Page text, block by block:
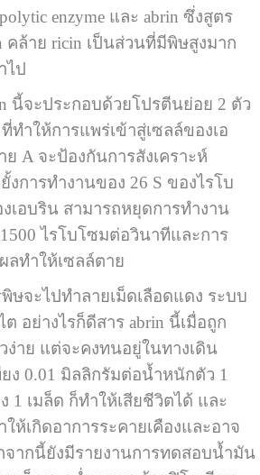
enzyme และ abrin ซึ่งสูตร
คล้าย ricin เป็นส่วนที่มีพิษสูงมาก
ไป
ะประกอบด้วยโปรตีนย่อย 2 ตัว
ทำให้การแพร่เข้าสู่เซลล์ของเอ
A จะป้องกันการสังเคราะห์
การทำงานของ 26 S ของไรโบ
เอบริน สามารถหยุดการทำงาน
ไรโบโซมต่อวินาทีและการ
ลทำให้เซลล์ตาย
ะไปทำลายเม็ดเลือดแดง ระบบ
อย่างไรก็ดีสาร abrin นี้เมื่อถูก
ง่าย แต่จะคงทนอยู่ในทางเดิน
ง 0.01 มิลลิกรัมต่อน้ำหนักตัว 1
1 เมล็ด ก็ทำให้เสียชีวิตได้ และ
ห้เกิดอาการระคายเคืองและอาจ
ากนี้ยังมีรายงานการทดสอบน้ำมัน